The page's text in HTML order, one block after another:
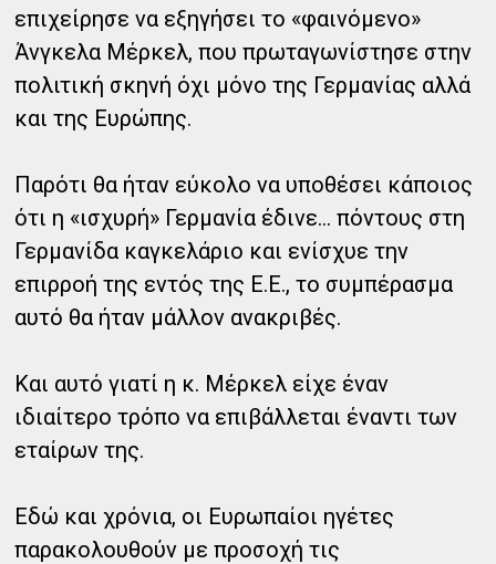
επιχείρησε να εξηγήσει το «φαινόμενο»
Άνγκελα Μέρκελ, που πρωταγωνίστησε στην
πολιτική σκηνή όχι μόνο της Γερμανίας αλλά
και της Ευρώπης.
Παρότι θα ήταν εύκολο να υποθέσει κάποιος
ότι η «ισχυρή» Γερμανία έδινε… πόντους στη
Γερμανίδα καγκελάριο και ενίσχυε την
επιρροή της εντός της Ε.Ε., το συμπέρασμα
αυτό θα ήταν μάλλον ανακριβές.
Και αυτό γιατί η κ. Μέρκελ είχε έναν
ιδιαίτερο τρόπο να επιβάλλεται έναντι των
εταίρων της.
Εδώ και χρόνια, οι Ευρωπαίοι ηγέτες
παρακολουθούν με προσοχή τις